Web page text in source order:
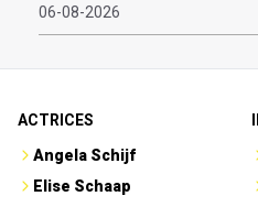
06-08-2026
ACTRICES
Angela Schijf
Elise Schaap